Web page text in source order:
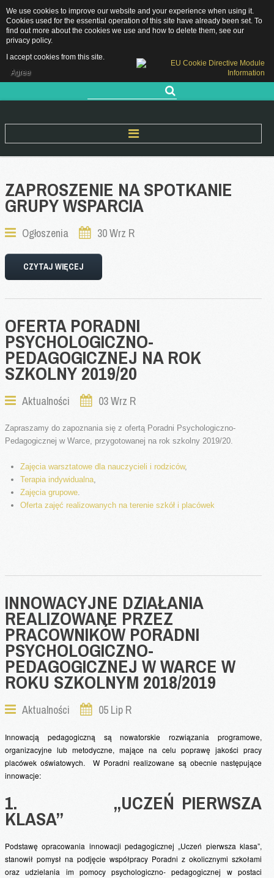
Grójecka 11, 05-660 Warka
sekretariat.pppwarka@grojec.pl
DEKLARACJA DOSTĘPNOŚCI
O Nas
Kadra pedagogiczna
Oferta
Warto wiedzieć
Oferta 2025/2026
Nowości i Artykuły
Relacje
Gazetka - Wiadomości Poradniane
Galeria zdjęć
Pytania i odpowiedzi
Wczesne Wspomaganie Rozwoju
Procedury
Harmonogramy
Wydarzenia i Relacje
Do pobrania
Kontakt
ZAPROSZENIE NA SPOTKANIE
GRUPYWSPARCIA
Ogłoszenia 30 Wrz R
CZYTAJ WIĘCEJ
OFERTA PORADNI
PSYCHOLOGICZNO-
PEDAGOGICZNEJ NA ROK
SZKOLNY 2019/20
Aktualności 03 Wrz R
Zapraszamy do zapoznania się z ofertą Poradni Psychologiczno-
Pedagogicznej w Warce, przygotowanej na rok szkolny 2019/20.
Zajęcia warsztatowe dla nauczycieli i rodziców,
Terapia indywidualna,
Zajęcia grupowe.
Oferta zajęć realizowanych na terenie szkół i placówek
INNOWACYJNE DZIAŁANIA
REALIZOWANE PRZEZ
PRACOWNIKÓW PORADNI
PSYCHOLOGICZNO-
PEDAGOGICZNEJ WWARCE W
ROKU SZKOLNYM 2018/2019
Aktualności 05 Lip R
Innowacją pedagogiczną są nowatorskie rozwiązania programowe,
organizacyjne lub metodyczne, mające na celu poprawę jakości pracy
placówek oświatowych. W Poradni realizowane są obecnie następujące
innowacje:
1. „UCZEŃ PIERWSZA
KLASA”
Podstawę opracowania innowacji pedagogicznej „Uczeń pierwsza klasa”,
stanowił pomysł na podjęcie współpracy Poradni z okolicznymi szkołami
oraz udzielania im pomocy psychologiczno- pedagogicznej w postaci
We use cookies to improve our website and your experience when using it.
Cookies used for the essential operation of this site have already been set. To
find out more about the cookies we use and how to delete them, see our
privacy policy.
I accept cookies from this site.
Agree